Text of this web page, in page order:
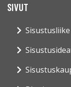
SIVUT
Sisustusliike